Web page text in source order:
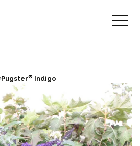
Pugster® Indigo